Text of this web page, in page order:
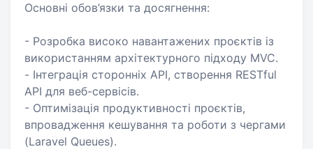
Основні обов’язки та досягнення:
- Розробка високо навантажених проєктів із
використанням архітектурного підходу MVC.
- Інтеграція сторонніх API, створення RESTful
API для веб-сервісів.
- Оптимізація продуктивності проєктів,
впровадження кешування та роботи з чергами
(Laravel Queues).